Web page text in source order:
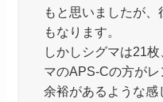
もと思いましたが
もなります。
しかしシグマは21
マのAPS-Cの方がレ
余裕があるような感